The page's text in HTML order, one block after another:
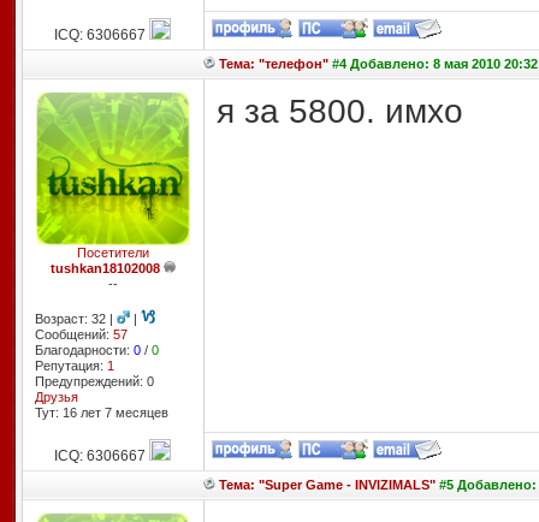
ICQ: 6306667
Тема: "телефон"#4 Добавлено: 8 мая 2010 20:32
Посетители
tushkan18102008
--
Возраст: 32 |
|
Сообщений: 57
Благодарности: 0/ 0
Репутация: 1
Предупреждений: 0
Друзья
Тут: 16 лет 7 месяцев
я за 5800. имхо
ICQ: 6306667
Тема: "Super Game - INVIZIMALS"#5 Добавлено: